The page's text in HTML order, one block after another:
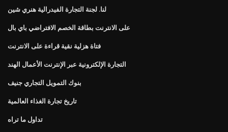
لنا. لجنة التجارة الفيدرالية هنري شين
على الانترنت بطاقة الخصم الافتراضي باي بال
فتاة هزلية نقية قراءة على الانترنت
التجارة الإلكترونية عبر الإنترنت الأعمال الهند
بنوك التمويل التجاري جنيف
تاريخ تجارة الغذاء العالمية
تداول ما تراه